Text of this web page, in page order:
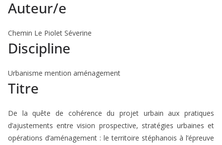
Auteur/e
Chemin Le Piolet Séverine
Discipline
Urbanisme mention aménagement
Titre
De la quête de cohérence du projet urbain aux pratiques
d’ajustements entre vision prospective, stratégies urbaines et
opérations d’aménagement : le territoire stéphanois à l’épreuve